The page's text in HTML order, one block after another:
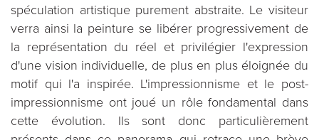
spéculation artistique purement abstraite. Le visiteur
verra ainsi la peinture se libérer progressivement de
la représentation du réel et privilégier l'expression
d'une vision individuelle, de plus en plus éloignée du
motif qui l'a inspirée. L'impressionnisme et le post-
impressionnisme ont joué un rôle fondamental dans
cette évolution. Ils sont donc particulièrement